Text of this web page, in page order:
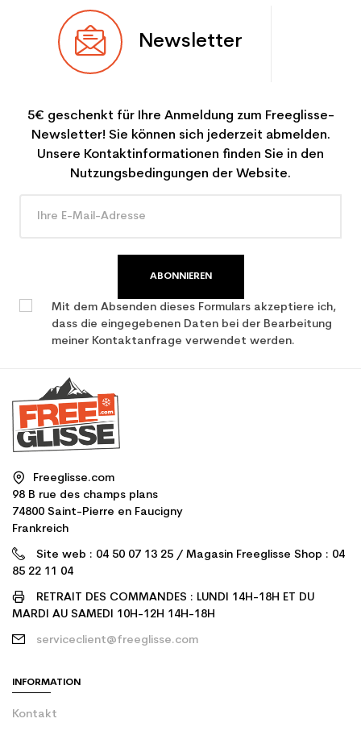
Newsletter
5€ geschenkt für Ihre Anmeldung zum Freeglisse-
Newsletter! Sie können sich jederzeit abmelden.
Unsere Kontaktinformationen finden Sie in den
Nutzungsbedingungen der Website.
ABONNIEREN
Mit dem Absenden dieses Formulars akzeptiere ich,
dass die eingegebenen Daten bei der Bearbeitung
meiner Kontaktanfrage verwendet werden.
Freeglisse.com
98 B rue des champs plans
74800 Saint-Pierre en Faucigny
Frankreich
Site web : 04 50 07 13 25 / Magasin Freeglisse Shop : 04
85 22 11 04
RETRAIT DES COMMANDES : LUNDI 14H-18H ET DU
MARDI AU SAMEDI 10H-12H 14H-18H
serviceclient@freeglisse.com
INFORMATION
Kontakt